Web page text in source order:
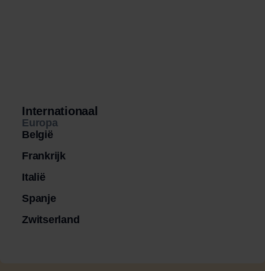
Internationaal
Europa
België
Frankrijk
Italië
Spanje
Zwitserland